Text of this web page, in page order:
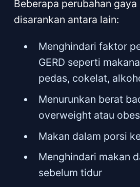
Beberapa perubahan
disarankan antara lain:
Menghindari faktor
GERD seperti
pedas, cokelat,
Menurunkan berat
overweight atau
Makan dalam porsi
Menghindari makan
sebelum tidur